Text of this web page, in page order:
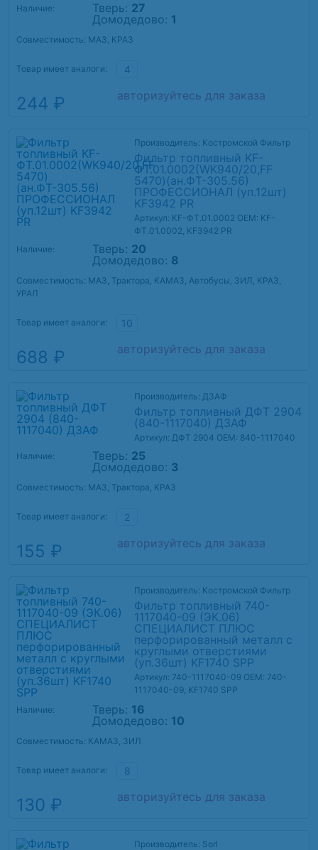
Наличие:
Тверь: 27
Домодедово: 1
Совместимость: МАЗ, КРАЗ
Товар имеет аналоги: 4
244 ₽ авторизуйтесь для заказа
Производитель: Костромской Фильтр
Фильтр топливный KF-
ФТ.01.0002(WK940/20,FF
5470)(ан.ФТ-305.56)
ПРОФЕССИОНАЛ (уп.12шт)
KF3942 PR
Артикул: KF-ФТ.01.0002 OEM: KF-
ФТ.01.0002, KF3942 PR
Наличие:
Тверь: 20
Домодедово: 8
Совместимость: МАЗ, Трактора, КАМАЗ, Автобусы, ЗИЛ, КРАЗ,
УРАЛ
Товар имеет аналоги: 10
688 ₽ авторизуйтесь для заказа
Производитель: ДЗАФ
Фильтр топливный ДФТ 2904
(840-1117040) ДЗАФ
Артикул: ДФТ 2904 OEM: 840-1117040
Наличие:
Тверь: 25
Домодедово: 3
Совместимость: МАЗ, Трактора, КРАЗ
Товар имеет аналоги: 2
155 ₽ авторизуйтесь для заказа
Производитель: Костромской Фильтр
Фильтр топливный 740-
1117040-09 (ЭК.06)
СПЕЦИАЛИСТ ПЛЮС
перфорированный металл с
круглыми отверстиями
(уп.36шт) KF1740 SPP
Артикул: 740-1117040-09 OEM: 740-
1117040-09, KF1740 SPP
Наличие:
Тверь: 16
Домодедово: 10
Совместимость: КАМАЗ, ЗИЛ
Товар имеет аналоги: 8
130 ₽ авторизуйтесь для заказа
Производитель: Sorl